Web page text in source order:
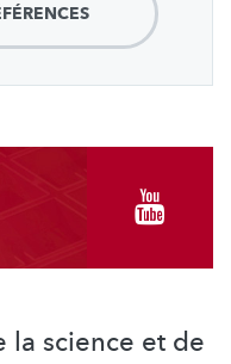
la science et de